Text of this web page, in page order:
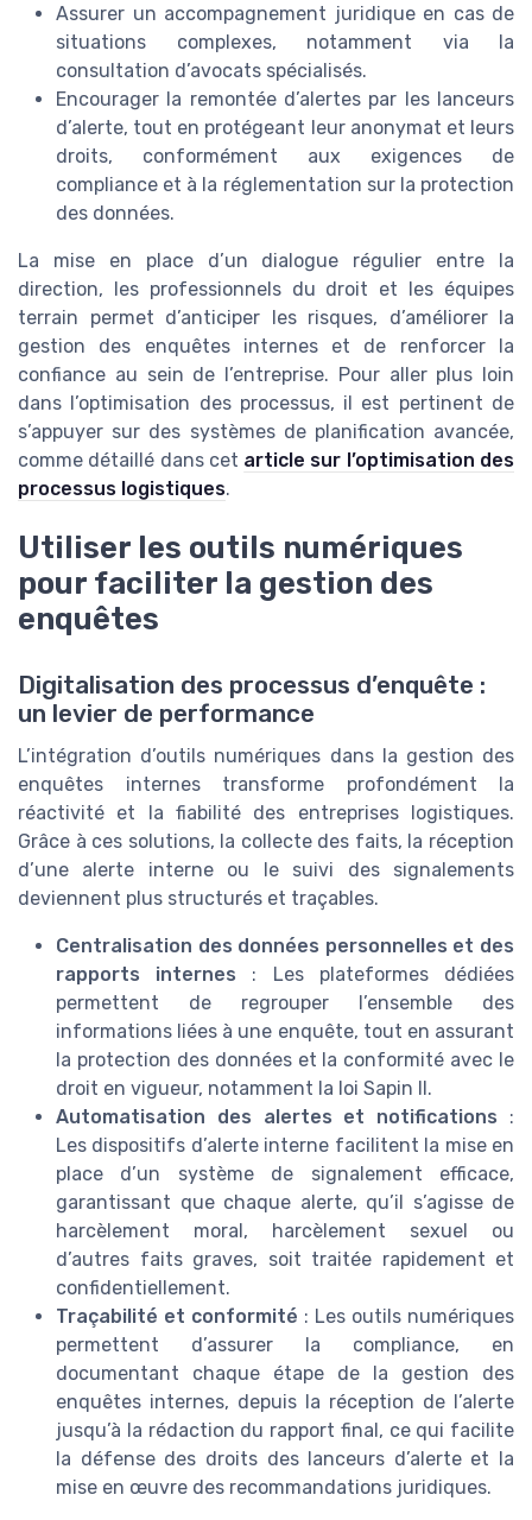
Assurer un accompagnement juridique en cas de
situations complexes, notamment via la
consultation d’avocats spécialisés.
Encourager la remontée d’alertes par les lanceurs
d’alerte, tout en protégeant leur anonymat et leurs
droits, conformément aux exigences de
compliance et à la réglementation sur la protection
des données.
La mise en place d’un dialogue régulier entre la
direction, les professionnels du droit et les équipes
terrain permet d’anticiper les risques, d’améliorer la
gestion des enquêtes internes et de renforcer la
confiance au sein de l’entreprise. Pour aller plus loin
dans l’optimisation des processus, il est pertinent de
s’appuyer sur des systèmes de planification avancée,
comme détaillé dans cet article sur l’optimisation des
processus logistiques.
Utiliser les outils numériques
pour faciliter la gestion des
enquêtes
Digitalisation des processus d’enquête :
un levier de performance
L’intégration d’outils numériques dans la gestion des
enquêtes internes transforme profondément la
réactivité et la fiabilité des entreprises logistiques.
Grâce à ces solutions, la collecte des faits, la réception
d’une alerte interne ou le suivi des signalements
deviennent plus structurés et traçables.
Centralisation des données personnelles et des
rapports internes : Les plateformes dédiées
permettent de regrouper l’ensemble des
informations liées à une enquête, tout en assurant
la protection des données et la conformité avec le
droit en vigueur, notamment la loi Sapin II.
Automatisation des alertes et notifications :
Les dispositifs d’alerte interne facilitent la mise en
place d’un système de signalement efficace,
garantissant que chaque alerte, qu’il s’agisse de
harcèlement moral, harcèlement sexuel ou
d’autres faits graves, soit traitée rapidement et
confidentiellement.
Traçabilité et conformité : Les outils numériques
permettent d’assurer la compliance, en
documentant chaque étape de la gestion des
enquêtes internes, depuis la réception de l’alerte
jusqu’à la rédaction du rapport final, ce qui facilite
la défense des droits des lanceurs d’alerte et la
mise en œuvre des recommandations juridiques.